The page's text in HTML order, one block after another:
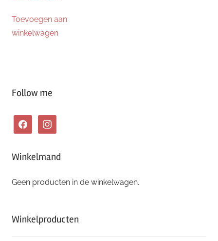
Toevoegen aan
winkelwagen
Follow me
facebookinstagram
Winkelmand
Geen producten in de winkelwagen.
Winkelproducten